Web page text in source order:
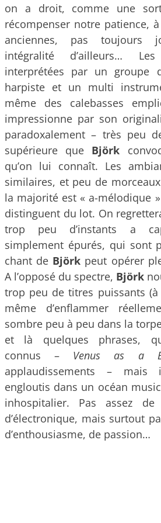
on a droit, comme une
récompenser notre patience,
anciennes, pas toujours
intégralité d’ailleurs…
interprétées par un groupe
harpiste et un multi
même des calebasses
impressionne par son
paradoxalement – très peu
supérieure que Björk
qu’on lui connaît. Les
similaires, et peu de
la majorité est « a-mélodique
distinguent du lot. On
trop peu d’instants a
simplement épurés, qui sont
chant de Björk peut opérer
A l’opposé du spectre, Björk
trop peu de titres puissants (à
même d’enflammer
sombre peu à peu dans la
et là quelques phrases,
connus – Venus as a
applaudissements –
engloutis dans un océan
inhospitalier. Pas assez
d’électronique, mais surtout
d’enthousiasme, de passion…